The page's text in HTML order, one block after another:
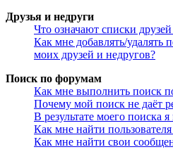
Друзья и недруги
Что означают списки
Как мне добавлять/удалять
моих друзей и недругов?
Поиск по форумам
Как мне выполнить поиск
Почему мой поиск не даёт
В результате моего поиска
Как мне найти
Как мне найти свои